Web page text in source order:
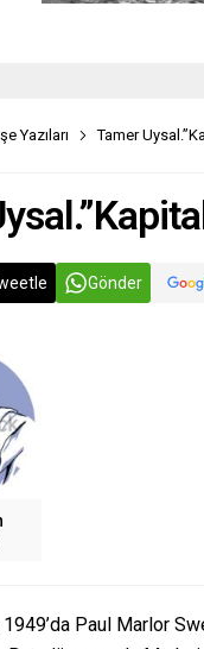
Yazıları Tamer
Gönder
Paul Marlor